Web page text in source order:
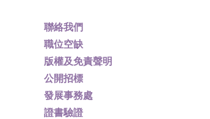
聯絡我們
職位空缺
版權及免責聲明
公開招標
發展事務處
證書驗證